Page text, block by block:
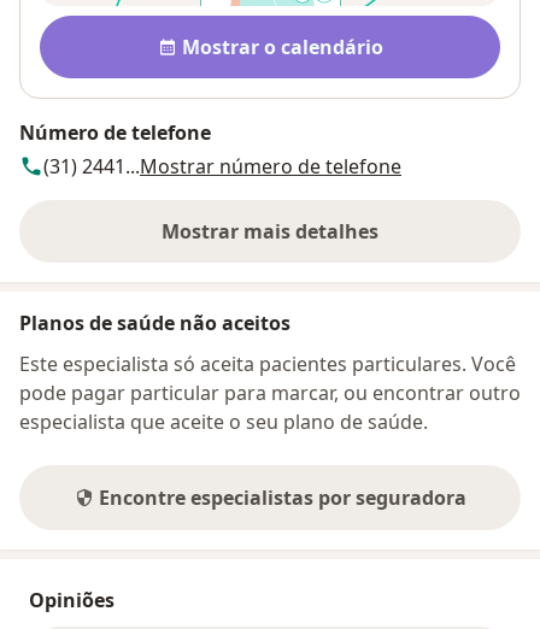
Disponibilidade
Mostrar o calendário
Número de telefone
(31) 2441...Mostrar número de telefone
Mostrar mais detalhes
sobre o endereço
Planos de saúde não aceitos
Este especialista só aceita pacientes particulares. Você
pode pagar particular para marcar, ou encontrar outro
especialista que aceite o seu plano de saúde.
Encontre especialistas por seguradora
Opiniões